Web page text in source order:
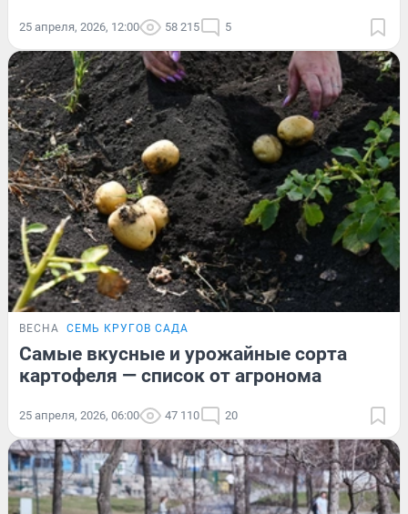
25 апреля, 2026, 12:00 58 215 5
ВЕСНА СЕМЬ КРУГОВ САДА
Самые вкусные и урожайные сорта
картофеля — список от агронома
25 апреля, 2026, 06:00 47 110 20